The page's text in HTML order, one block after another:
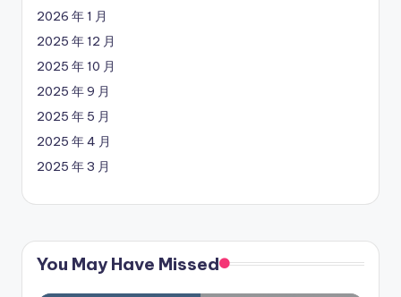
2026 年 1 月
2025 年 12 月
2025 年 10 月
2025 年 9 月
2025 年 5 月
2025 年 4 月
2025 年 3 月
You May Have Missed